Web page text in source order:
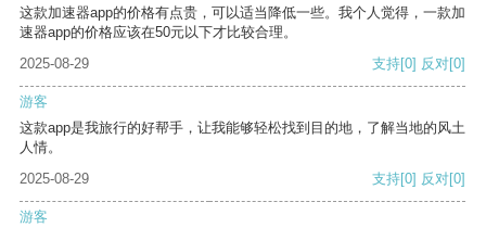
这款加速器app的价格有点贵，可以适当降低一些。我个人觉得，一款加
速器app的价格应该在50元以下才比较合理。
2025-08-29
支持[0] 反对[0]
游客
这款app是我旅行的好帮手，让我能够轻松找到目的地，了解当地的风土
人情。
2025-08-29
支持[0] 反对[0]
游客